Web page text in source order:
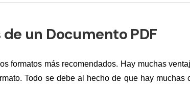
un Documento PDF
formatos más recomendados. Hay muchas
Todo se debe al hecho de que hay muchas